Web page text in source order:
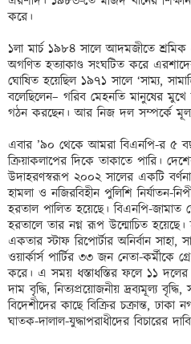
করে।
১লা মার্চ ১৯৮৪ সালে আদমজীতে
অগণিত হত্যাকাণ্ড সংঘটিত করে
ঘোষিত হয়েছিল ১৯৭১ সালে ‘সাম্য,
বলেছিলেন– গরিব মেহনতি মানুষের মুখে
গঠন করছেন। আর নিজ দল সম্পর্কে
এবার ’৯০ থেকে আমরা বিএনপি-র ৫
ক্রিয়াকলাপের দিকে তাকাতে পারি।
উদাহরণস্বরূপ ২০০২ সালের একটি
হামলা ও নজিরবিহীন পুলিশি নির্যাতন-
হরতাল পালিত হয়েছে। বিএনপি-জামাত
হরতালে তার নগ্ন রূপ উন্মোচিত
একতার স্টাফ রিপোর্টার অনির্বান
ওয়ার্কার্স পার্টির ৩৩ জন নেতা-
করে। এ সময় ধস্তাধস্তির ফলে ১১ দলের
দাম বৃদ্ধি, নিত্যপ্রয়োজনীয় দ্রব্যমূল্য বৃদ্ধি,
বিদেশীদের কাছে বিক্রির চক্রান্ত,
ঘাতক-দালাল-যুদ্ধাপরাধীদের বিচারের